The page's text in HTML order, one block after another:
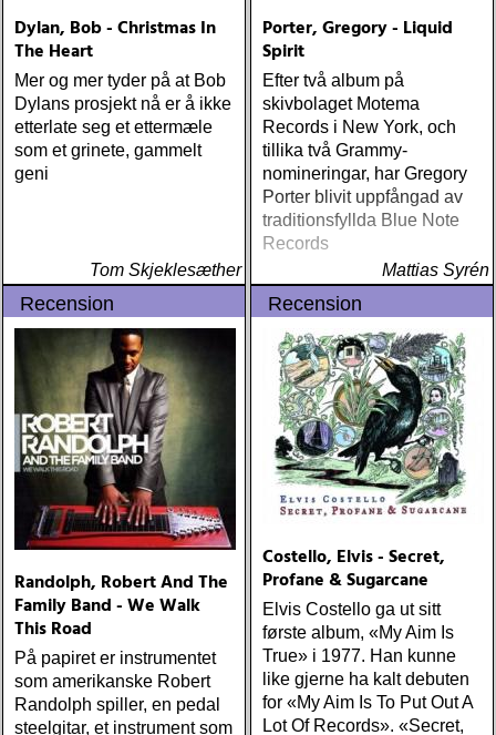
Dylan, Bob - Christmas In
The Heart
Mer og mer tyder på at Bob
Dylans prosjekt nå er å ikke
etterlate seg et ettermæle
som et grinete, gammelt
geni
Tom Skjeklesæther
Porter, Gregory - Liquid
Spirit
Efter två album på
skivbolaget Motema
Records i New York, och
tillika två Grammy-
nomineringar, har Gregory
Porter blivit uppfångad av
traditionsfyllda Blue Note
Records
Mattias Syrén
Recension
Randolph, Robert And The
Family Band - We Walk
This Road
På papiret er instrumentet
som amerikanske Robert
Randolph spiller, en pedal
steelgitar, et instrument som
Recension
Costello, Elvis - Secret,
Profane & Sugarcane
Elvis Costello ga ut sitt
første album, «My Aim Is
True» i 1977. Han kunne
like gjerne ha kalt debuten
for «My Aim Is To Put Out A
Lot Of Records». «Secret,